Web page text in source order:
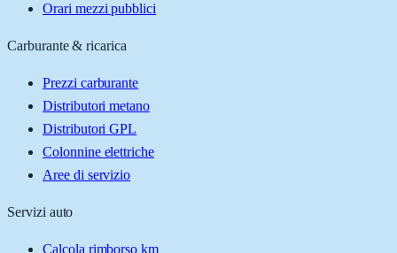
Orari mezzi pubblici
Carburante & ricarica
Prezzi carburante
Distributori metano
Distributori GPL
Colonnine elettriche
Aree di servizio
Servizi auto
Calcola rimborso km